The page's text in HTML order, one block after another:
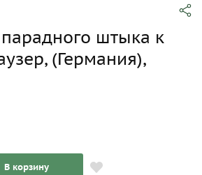
штыка к
(Германия),
В корзину